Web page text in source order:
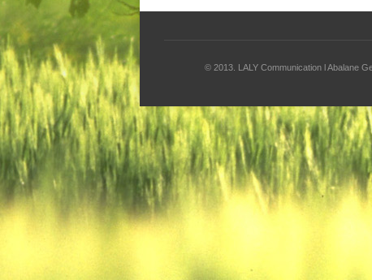
© 2013. LALY Communication Abalane